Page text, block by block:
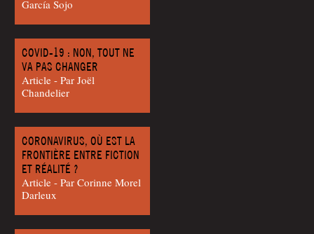
García Sojo
COVID-19 : NON, TOUT NE
VA PAS CHANGER
Article - Par Joël
Chandelier
CORONAVIRUS, OÙ EST LA
FRONTIÈRE ENTRE FICTION
ET RÉALITÉ ?
Article - Par Corinne Morel
Darleux